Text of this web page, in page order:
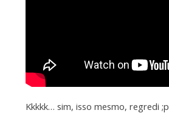
Kkkkk… sim, isso mesmo, regredi ;p